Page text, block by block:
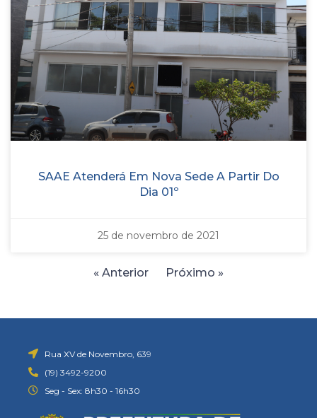
SAAE Atenderá Em Nova Sede A Partir Do
Dia 01º
25 de novembro de 2021
« Anterior Próximo »
Rua XV de Novembro, 639
(19) 3492-9200
Seg - Sex: 8h30 - 16h30